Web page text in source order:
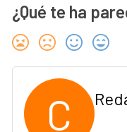
¿Qué te ha
C